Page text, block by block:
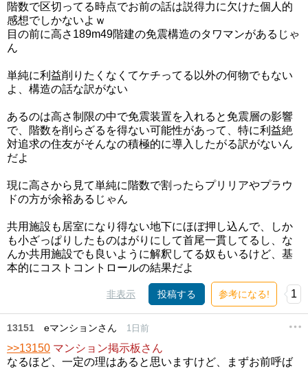
階数で区切ってる時点でお前の話は説得力に欠けた個人的
感想でしかないよｗ
目の前に高さ189m49階建の免震構造のタワマンがあるじゃ
ん
単純に利益削りたくなくてケチってる以外の何物でもない
よ、構造の話な訳がない
あるのは高さ制限の中で免震装置を入れると免震層の影響
で、階数を削らざるを得ない可能性があって、特に利益絶
対追求の住友がそんなの積極的に導入したがる訳がないん
だよ
現に高さから見て単純に階数で割ったらプリリアやプラウ
ドの方が余裕あるじゃん
共用施設も居室になり得ない地下にほぼ押し込んで、しか
も小ざっぱりしたものはがりにして首尾一貫してるし、な
んか共用施設でも良いように解釈してる奴もいるけど、基
本的にコストコントロールの結果だよ
非表示 投稿する 参考になる! 1
13151 eマンションさん 1日前
>>13150 マンション掲示板さん
なるほど、一定の理はあると思いますけど、まずお前呼ば